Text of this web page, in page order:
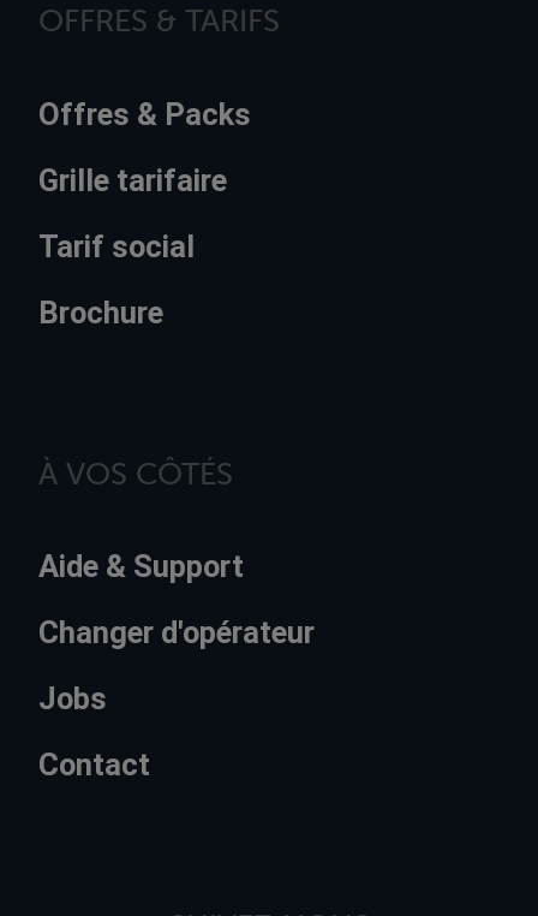
OFFRES & TARIFS
Offres & Packs
Grille tarifaire
Tarif social
Brochure
À VOS CÔTÉS
Aide & Support
Changer d'opérateur
Jobs
Contact